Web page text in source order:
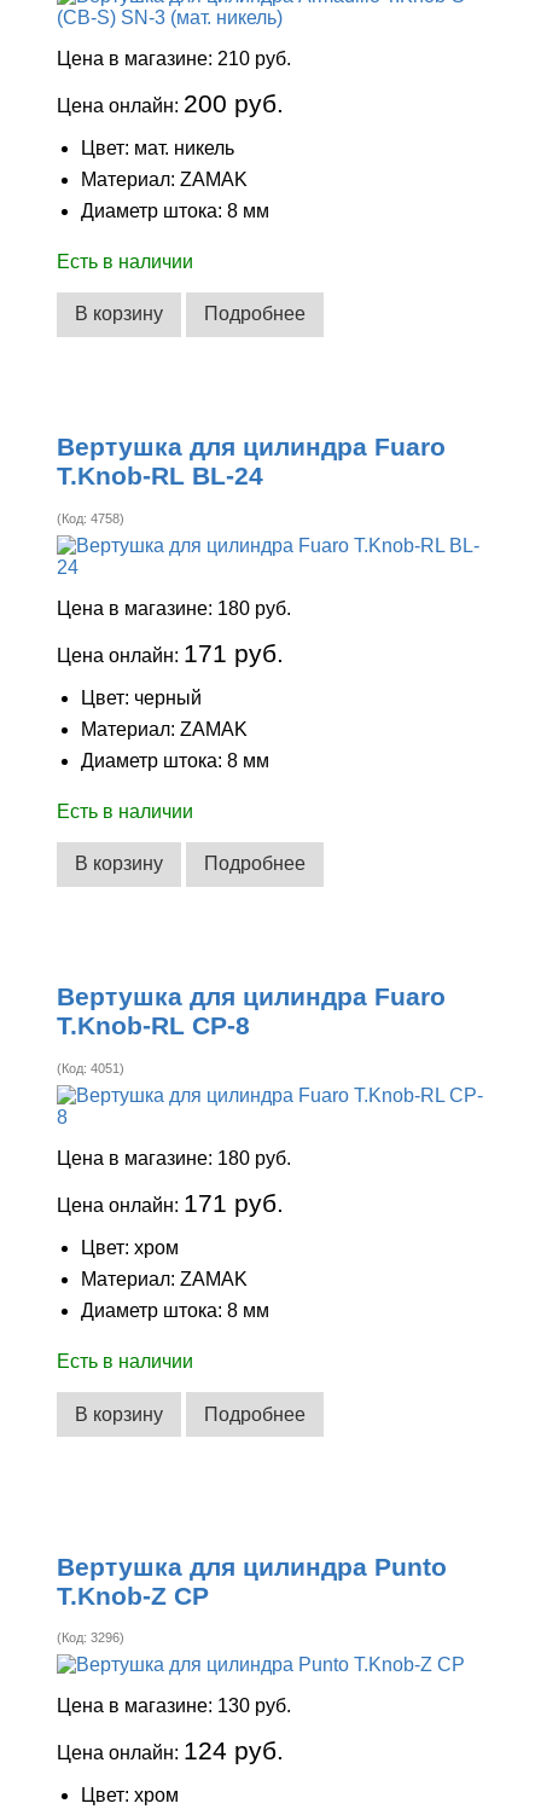
Цена в магазине: 210 руб.
Цена онлайн: 200 руб.
Цвет: мат. никель
Материал: ZAMAK
Диаметр штока: 8 мм
Есть в наличии
В корзину Подробнее
Вертушка для цилиндра Fuaro
T.Knob-RL BL-24
(Код:4758)
Цена в магазине: 180 руб.
Цена онлайн: 171 руб.
Цвет: черный
Материал: ZAMAK
Диаметр штока: 8 мм
Есть в наличии
В корзину Подробнее
Вертушка для цилиндра Fuaro
T.Knob-RL CP-8
(Код:4051)
Цена в магазине: 180 руб.
Цена онлайн: 171 руб.
Цвет: хром
Материал: ZAMAK
Диаметр штока: 8 мм
Есть в наличии
В корзину Подробнее
Вертушка для цилиндра Punto
T.Knob-Z CP
(Код:3296)
Цена в магазине: 130 руб.
Цена онлайн: 124 руб.
Цвет: хром